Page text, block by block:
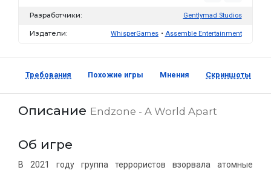
Разработчики: Gentlymad Studios
Издатели: WhisperGames Assemble Entertainment
Требования Похожие игры Мнения Скриншоты
Описание Endzone - A World Apart
Об игре
В 2021 году группа террористов взорвала атомные